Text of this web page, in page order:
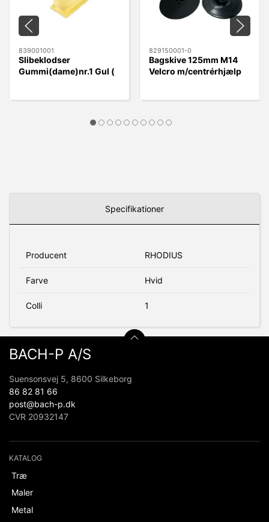
839001001
Slibeklodser
Gummi(dame)nr.1 Gul (
829150001-0
Bagskive 125mm M14
Velcro m/centrérhjælp
Specifikationer
Producent RHODIUS
Farve Hvid
Colli 1
BACH-P A/S
Suensonsvej 5, 8600 Silkeborg
86 82 81 66
post@bach-p.dk
CVR 20932147
KATALOG
Træ
Maler
Metal